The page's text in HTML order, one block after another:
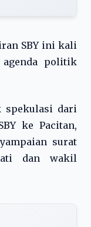
SBY ini kali
politik
spekulasi dari
ke Pacitan,
surat
dan wakil